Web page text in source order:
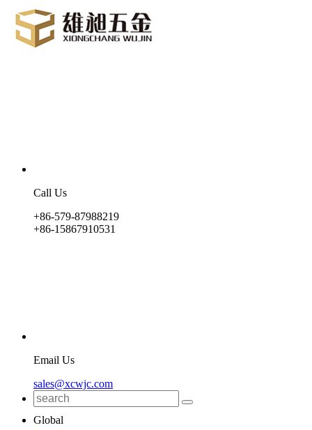
Call Us
+86-579-87988219
+86-15867910531
Email Us
sales@xcwjc.com
Global